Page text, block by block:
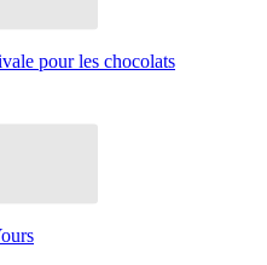
pour les chocolats